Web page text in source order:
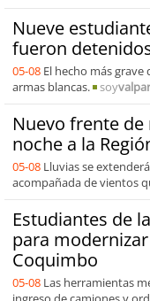
Nueve
fueron
05-08 El hecho más
armas blancas.
soy
Nuevo frente
noche a la
05-08 Lluvias se
acompañada de vientos
Estudiantes de
para
Coquimbo
05-08 Las herramientas